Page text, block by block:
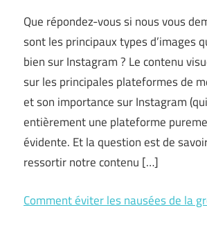
Que répondez-vous si nous vous
sont les principaux types d’images
bien sur Instagram ? Le contenu
sur les principales plateformes de
et son importance sur Instagram
entièrement une plateforme
évidente. Et la question est de
ressortir notre contenu […]
Comment éviter les nausées de la